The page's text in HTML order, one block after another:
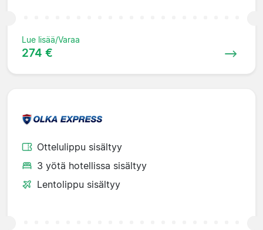
Lue lisää/Varaa
274 €
Ottelulippu sisältyy
3 yötä hotellissa sisältyy
Lentolippu sisältyy